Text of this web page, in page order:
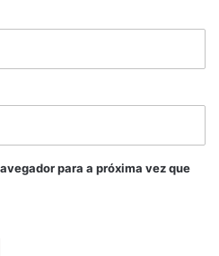
para a próxima vez que